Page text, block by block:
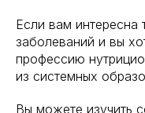
Если вам интересна
заболеваний и вы
профессию
из системных
Вы можете изучить
Профессиональная
Для фармацевтов
Для биологов